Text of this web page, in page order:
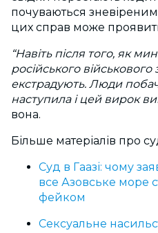
почуваються
цих справ може
“Навіть після того, як
російського
екстрадують. Люди
наступила і цей вирок
вона.
Більше матеріалів про
Суд в Гаазі: чому
все Азовське море
фейком
Сексуальне